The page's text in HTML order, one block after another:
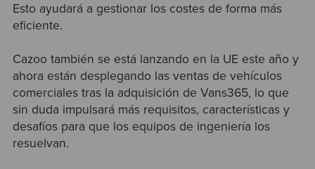
Esto ayudará a gestionar los costes de forma más
eficiente.
Cazoo también se está lanzando en la UE este año y
ahora están desplegando las ventas de vehículos
comerciales tras la adquisición de Vans365, lo que
sin duda impulsará más requisitos, características y
desafíos para que los equipos de ingeniería los
resuelvan.